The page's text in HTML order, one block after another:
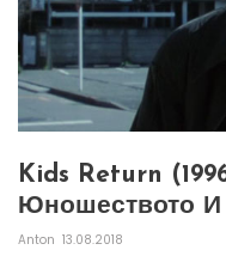
Kids Return
Юношеството
Anton 13.08.2018